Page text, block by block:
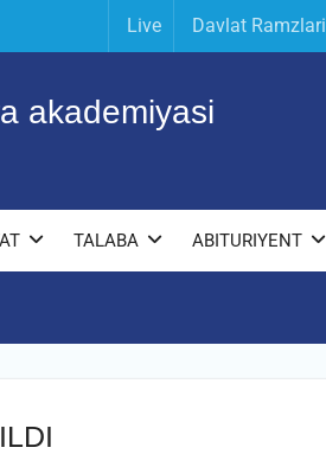
Live Davlat Ramzlari
akademiyasi
TALABA ABITURIYENT